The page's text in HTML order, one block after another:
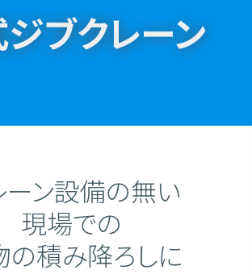
ブクレーン
ーン設備の無い
現場での
の積み降ろしに